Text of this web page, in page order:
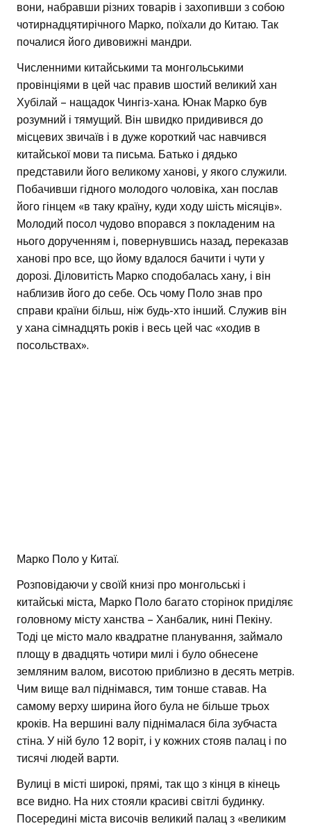
вони, набравши різних товарів і захопивши з собою
чотирнадцятирічного Марко, поїхали до Китаю. Так
почалися його дивовижні мандри.
Численними китайськими та монгольськими
провінціями в цей час правив шостий великий хан
Хубілай – нащадок Чингіз-хана. Юнак Марко був
розумний і тямущий. Він швидко придивився до
місцевих звичаїв і в дуже короткий час навчився
китайської мови та письма. Батько і дядько
представили його великому ханові, у якого служили.
Побачивши гідного молодого чоловіка, хан послав
його гінцем «в таку країну, куди ходу шість місяців».
Молодий посол чудово впорався з покладеним на
нього дорученням і, повернувшись назад, переказав
ханові про все, що йому вдалося бачити і чути у
дорозі. Діловитість Марко сподобалась хану, і він
наблизив його до себе. Ось чому Поло знав про
справи країни більш, ніж будь-хто інший. Служив він
у хана сімнадцять років і весь цей час «ходив в
посольствах».
Марко Поло у Китаї.
Розповідаючи у своїй книзі про монгольські і
китайські міста, Марко Поло багато сторінок приділяє
головному місту ханства – Ханбалик, нині Пекіну.
Тоді це місто мало квадратне планування, займало
площу в двадцять чотири милі і було обнесене
земляним валом, висотою приблизно в десять метрів.
Чим вище вал піднімався, тим тонше ставав. На
самому верху ширина його була не більше трьох
кроків. На вершині валу піднімалася біла зубчаста
стіна. У ній було 12 воріт, і у кожних стояв палац і по
тисячі людей варти.
Вулиці в місті широкі, прямі, так що з кінця в кінець
все видно. На них стояли красиві світлі будинку.
Посередині міста височів великий палац з «великим